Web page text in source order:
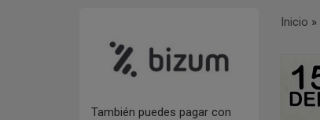
También puedes pagar con
Inicio »